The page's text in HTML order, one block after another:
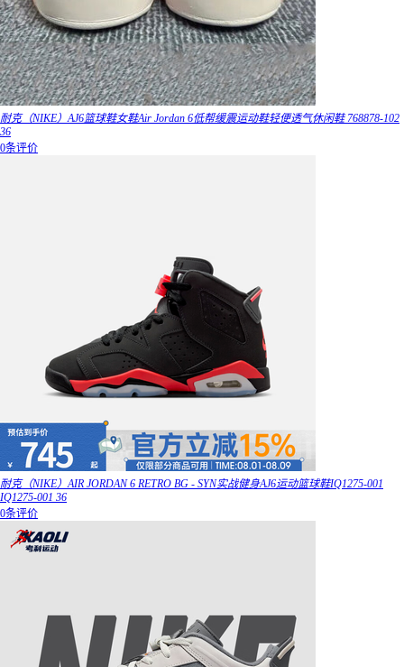
耐克（NIKE）AJ6篮球鞋女鞋Air Jordan 6低帮缓震运动鞋轻便透气休闲鞋 768878-102
36
0条评价
耐克（NIKE）AIR JORDAN 6 RETRO BG - SYN实战健身AJ6运动篮球鞋IQ1275-001
IQ1275-001 36
0条评价